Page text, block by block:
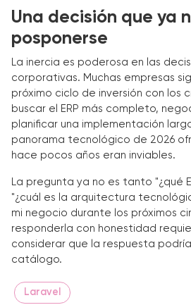
Una decisión que ya
posponerse
La inercia es poderosa en las
corporativas. Muchas empresas
próximo ciclo de inversión con los
buscar el ERP más completo,
planificar una implementación
panorama tecnológico de 2026
hace pocos años eran inviables.
La pregunta ya no es tanto "¿qué
"¿cuál es la arquitectura
mi negocio durante los próximos
responderla con honestidad
considerar que la respuesta
catálogo.
Laravel